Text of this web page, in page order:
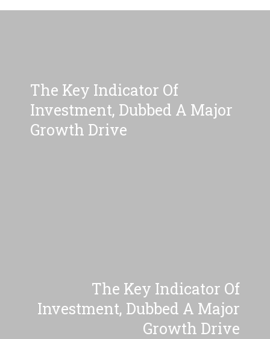
The Key Indicator Of
Investment, Dubbed A Major
Growth Drive
The Key Indicator Of
Investment, Dubbed A Major
Growth Drive